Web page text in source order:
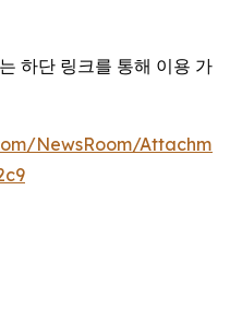
하단 링크를 통해 이용 가
NewsRoom/